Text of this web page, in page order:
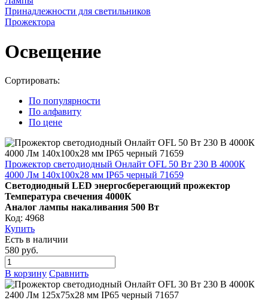
Принадлежности для светильников
Прожектора
Освещение
Сортировать:
По популярности
По алфавиту
По цене
Прожектор светодиодный Онлайт OFL 50 Вт 230 В 4000К
4000 Лм 140х100х28 мм IP65 черный 71659
Светодиодный LED энергосберегающий прожектор
Температура свечения 4000К
Аналог лампы накаливания 500 Вт
Код: 4968
Купить
Есть в наличии
580 руб.
В корзину Сравнить